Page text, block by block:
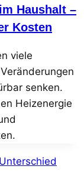
Haushalt –
Kosten
viele
senken.
Heizenergie